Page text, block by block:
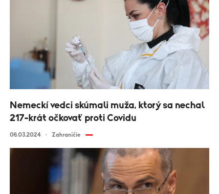
Nemeckí vedci skúmali muža, ktorý sa nechal
217-krát očkovať proti Covidu
06.03.2024 Zahraničie